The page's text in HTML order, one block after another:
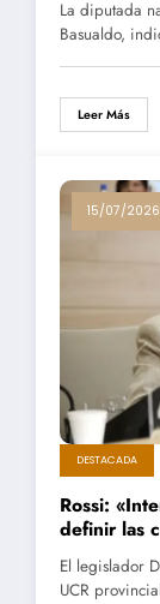
La diputada
Basualdo,
Leer Más
15/07/2026
DESTACADA
Rossi:
definir las
El legislador
UCR